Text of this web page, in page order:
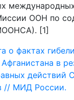
ООН по
[1]
о фактах
в
действий
// МИД России.